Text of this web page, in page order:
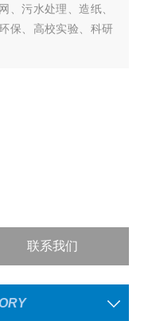
、污水处理、造纸、
保、高校实验、科研
联系我们